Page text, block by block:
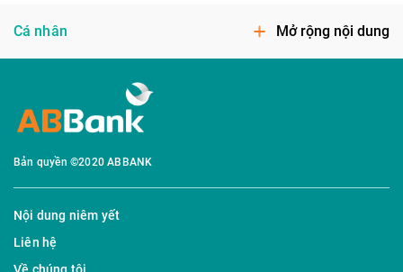
Cá nhân Mở rộng nội dung
Bản quyền ©2020 ABBANK
Nội dung niêm yết
Liên hệ